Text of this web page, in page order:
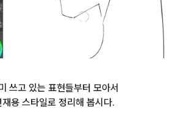
쓰고 있는 표현들부터 모아서
재용 스타일로 정리해 봅시다.